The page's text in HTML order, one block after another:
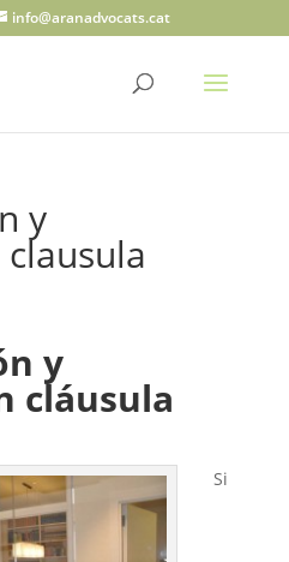
info@aranadvocats.cat
y
y
cláusula
Si